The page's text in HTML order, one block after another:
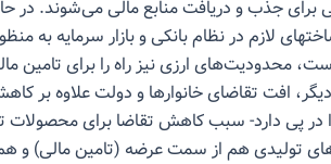
برای جذب و دریافت منابع مالی می‌شوند. در
لازم در نظام بانکی و بازار سرمایه به
محدودیت‌های ارزی نیز راه را برای تامین
افت تقاضای خانوارها و دولت علاوه بر
در پی دارد- سبب کاهش تقاضا برای محصولات
تولیدی هم از سمت عرضه (تامین مالی) و هم